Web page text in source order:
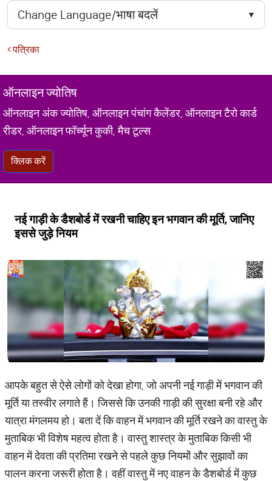
पत्रिका
ऑनलाइन ज्योतिष
ऑनलाइन अंक ज्योतिष, ऑनलाइन पंचांग कैलेंडर, ऑनलाइन टैरो कार्ड
रीडर, ऑनलाइन फॉर्च्यून कुकी, मैच टूल्स
क्लिक करें
नई गाड़ी के डैशबोर्ड में रखनी चाहिए इन भगवान की मूर्ति, जानिए
इससे जुड़े नियम
आपके बहुत से ऐसे लोगों को देखा होगा, जो अपनी नई गाड़ी में भगवान की
मूर्ति या तस्वीर लगाते हैं। जिससे कि उनकी गाड़ी की सुरक्षा बनी रहे और
यात्रा मंगलमय हो। बता दें कि वाहन में भगवान की मूर्ति रखने का वास्तु के
मुताबिक भी विशेष महत्व होता है। वास्तु शास्त्र के मुताबिक किसी भी
वाहन में देवता की प्रतिमा रखने से पहले कुछ नियमों और सुझावों का
पालन करना जरूरी होता है। वहीं वास्तु में नए वाहन के डैशबोर्ड में कुछ